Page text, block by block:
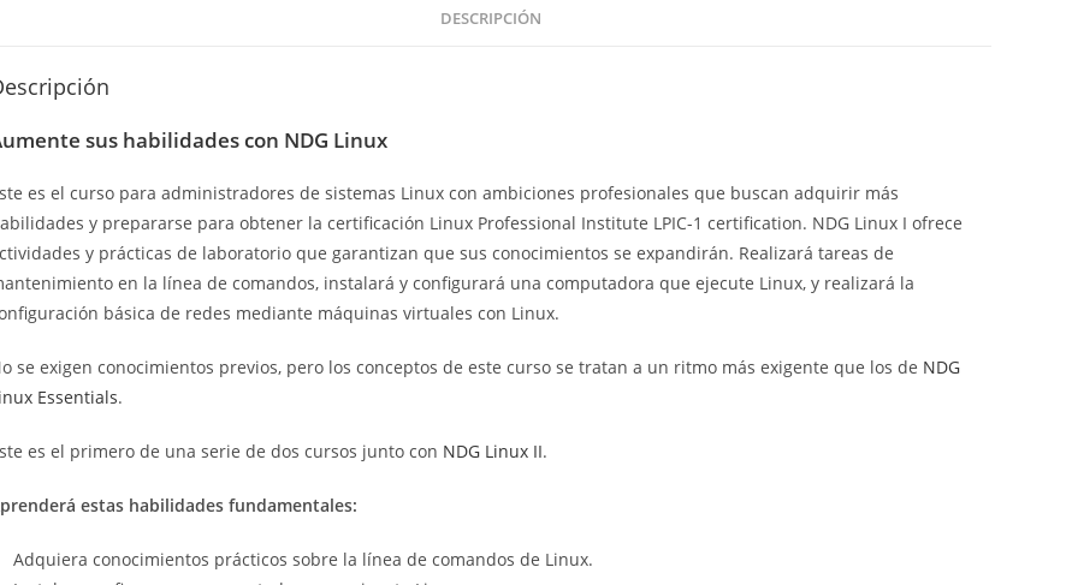
DESCRIPCIÓN
sus habilidades con NDG Linux
es el curso para administradores de sistemas Linux con ambiciones profesionales que buscan adquirir más
y prepararse para obtener la certificación Linux Professional Institute LPIC-1 certification. NDG Linux I ofrece
y prácticas de laboratorio que garantizan que sus conocimientos se expandirán. Realizará tareas de
en la línea de comandos, instalará y configurará una computadora que ejecute Linux, y realizará la
básica de redes mediante máquinas virtuales con Linux.
se exigen conocimientos previos, pero los conceptos de este curso se tratan a un ritmo más exigente que los de NDG
Essentials.
es el primero de una serie de dos cursos junto con NDG Linux II.
estas habilidades fundamentales:
Adquiera conocimientos prácticos sobre la línea de comandos de Linux.